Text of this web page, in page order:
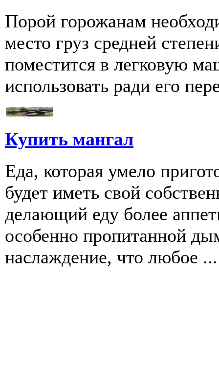
Порой горожанам
место груз средней
поместится в легковую
использовать ради его
Купить мангал
Еда, которая умело
будет иметь свой
делающий еду более
особенно пропитанной
наслаждение, что любое ...